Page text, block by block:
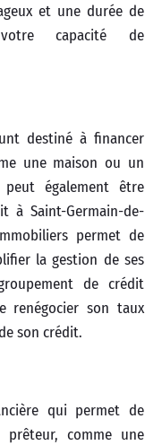
et une durée de
capacité de
destiné à financer
une maison ou un
également être
à Saint-Germain-de-
permet de
la gestion de ses
de crédit
renégocier son taux
son crédit.
qui permet de
comme une